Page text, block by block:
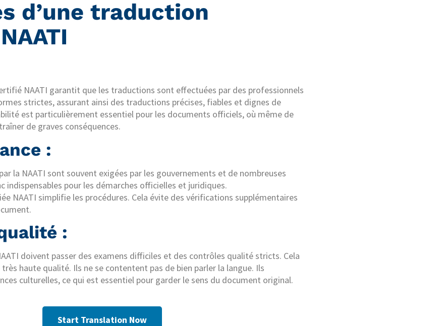
d’une traduction
NAATI garantit que les traductions sont effectuées par des professionnels
strictes, assurant ainsi des traductions précises, fiables et dignes de
est particulièrement essentiel pour les documents officiels, où même de
de graves conséquences.
:
la NAATI sont souvent exigées par les gouvernements et de nombreuses
indispensables pour les démarches officielles et juridiques.
NAATI simplifie les procédures. Cela évite des vérifications supplémentaires
:
doivent passer des examens difficiles et des contrôles qualité stricts. Cela
haute qualité. Ils ne se contentent pas de bien parler la langue. Ils
culturelles, ce qui est essentiel pour garder le sens du document original.
Start Translation Now